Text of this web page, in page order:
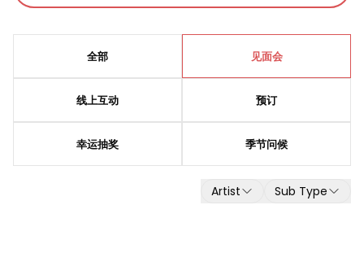
粉丝签名会活动
最新粉丝签名会和视频通话活动详情一目了然！
全部 见面会
线上互动 预订
幸运抽奖 季节问候
Artist Sub Type